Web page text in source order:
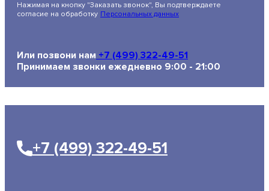
Или позвони нам +7 (499) 322-49-51
Принимаем звонки ежедневно 9:00 - 21:00
Нажимая на кнопку "Заказать звонок", Вы подтверждаете
согласие на обработку Персональных данных
+7 (499) 322-49-51